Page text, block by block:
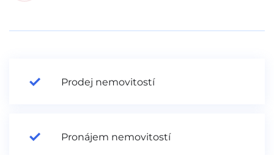
Prodej nemovitostí
Pronájem nemovitostí